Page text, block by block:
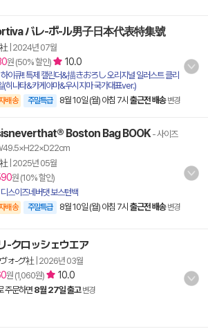
バレ-ボ-ル男子日本代表特集號
2024년 07월
원 (50% 할인) 10.0
하이큐!! 특제 캘린더&描きおろし 오리지널 일러스트 클리
(히나타&카게야마&우시지마 국가대표ver.)
배송 주말특급 8월 10일 (월) 아침 7시 출근전 배송 변경
Boston Bag BOOK- 사이즈
2025년 05월
원 (10% 할인)
디스이즈네버댓 보스턴백
배송 주말특급 8월 10일 (월) 아침 7시 출근전 배송 변경
-クロッシェウエア
ォ-グ社 2026년 03월
원 (1,060원) 10.0
주문하면8월 27일 출고 변경